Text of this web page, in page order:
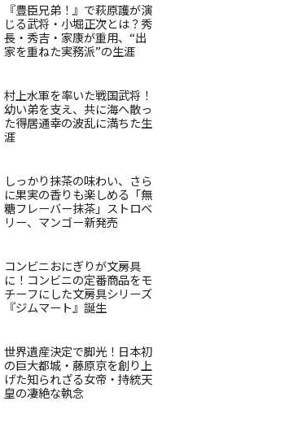
『豊臣兄弟！』で萩原護が演
じる武将・小堀正次とは？秀
長・秀吉・家康が重用、“出
家を重ねた実務派”の生涯
村上水軍を率いた戦国武将！
幼い弟を支え、共に海へ散っ
た得居通幸の波乱に満ちた生
涯
しっかり抹茶の味わい、さら
に果実の香りも楽しめる「無
糖フレーバー抹茶」ストロベ
リー、マンゴー新発売
コンビニおにぎりが文房具
に！コンビニの定番商品をモ
チーフにした文房具シリーズ
『ジムマート』誕生
世界遺産決定で脚光！日本初
の巨大都城・藤原京を創り上
げた知られざる女帝・持統天
皇の凄絶な執念